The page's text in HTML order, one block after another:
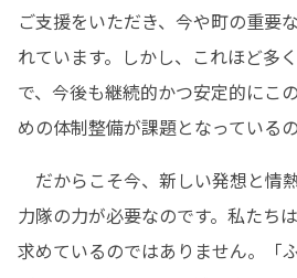
ご支援をいただき、今や町の重要
れています。しかし、これほど多
で、今後も継続的かつ安定的にこ
めの体制整備が課題となっているの
だからこそ今、新しい発想と情
力隊の力が必要なのです。私たち
求めているのではありません。「